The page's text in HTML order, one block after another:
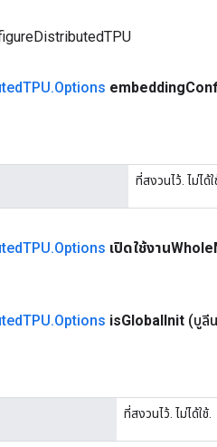
TPU.Options embedding
ที่สงวนไว้. ไม่ได้ใ
TPU.Options เปิดใช้งานWhole
TPU.Options isGlobalInit (บูลี
ที่สงวนไว้. ไม่ได้ใช้.